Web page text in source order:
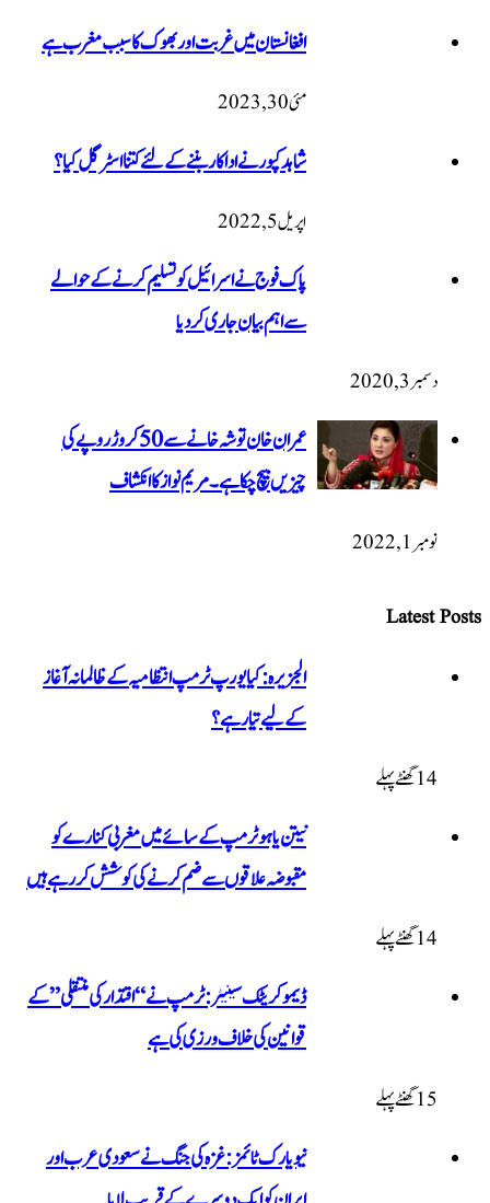
افغانستان میں غربت اور بھوک کا سبب مغرب ہے
شاہد کپور نے اداکار بننے کے لئے کتنا اسٹرگل کیا؟
پاک فوج نے اسرائیل کو تسلیم کرنے کے حوالے
عمران خان توشہ خانے سے 50 کروڑ روپے کی
چیزیں بیچ چکا ہے۔ مریم نواز کا انکشاف
الجزیرہ: کیا یورپ ٹرمپ انتظامیہ کے ظالمانہ آغاز
نیتن یاہو ٹرمپ کے سائے میں مغربی کنارے کو
مقبوضہ علاقوں سے ضم کرنے کی کوشش کر رہے ہیں
ڈیموکریٹک سینیٹر: ٹرمپ نے “اقتدار کی منتقلی” کے
قوانین کی خلاف ورزی کی ہے
نیویارک ٹائمز: غزہ کی جنگ نے سعودی عرب اور